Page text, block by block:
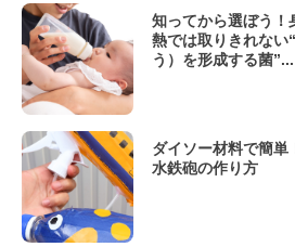
知ってから選ぼう！
熱では取りきれない
う）を形成する菌”...
ダイソー材料で簡単
水鉄砲の作り方